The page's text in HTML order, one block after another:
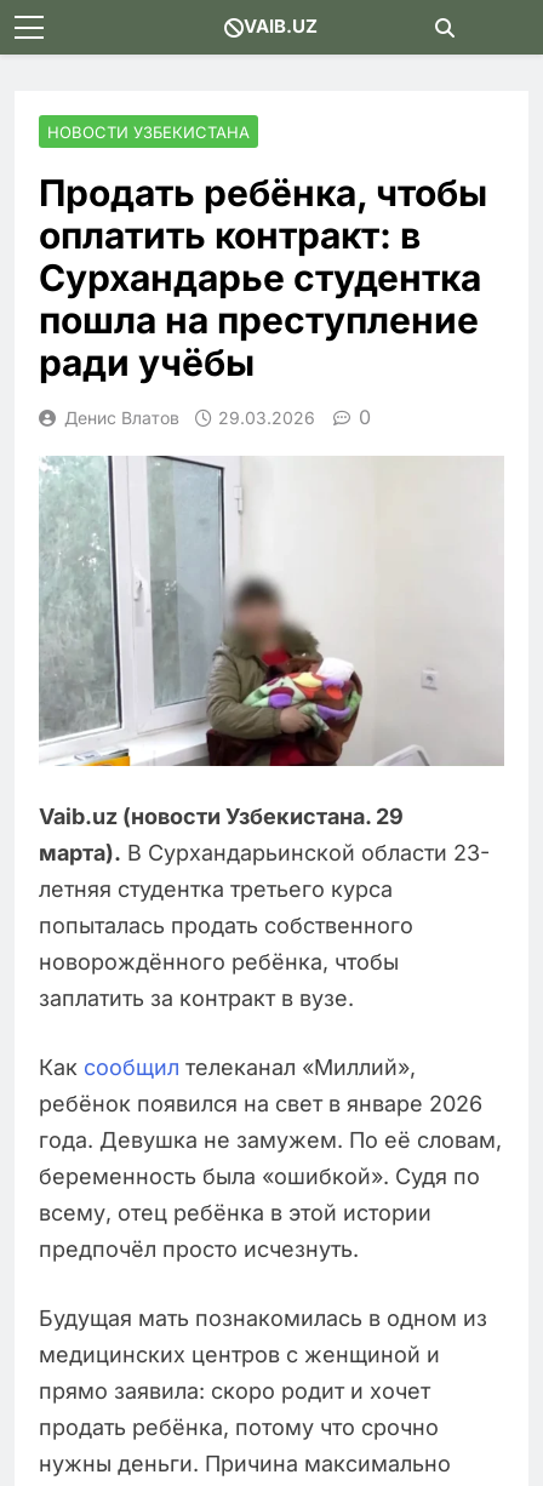
Skip
to
VAIB.UZ
НОВОСТИ УЗБЕКИСТАНА
Продать ребёнка, чтобы
оплатить контракт: в
Сурхандарье студентка
пошла на преступление
ради учёбы
Денис Влатов 29.03.2026 0
Vaib.uz (новости Узбекистана. 29
марта). В Сурхандарьинской области 23-
летняя студентка третьего курса
попыталась продать собственного
новорождённого ребёнка, чтобы
заплатить за контракт в вузе.
Как сообщил телеканал «Миллий»,
ребёнок появился на свет в январе 2026
года. Девушка не замужем. По её словам,
беременность была «ошибкой». Судя по
всему, отец ребёнка в этой истории
предпочёл просто исчезнуть.
Будущая мать познакомилась в одном из
медицинских центров с женщиной и
прямо заявила: скоро родит и хочет
продать ребёнка, потому что срочно
нужны деньги. Причина максимально